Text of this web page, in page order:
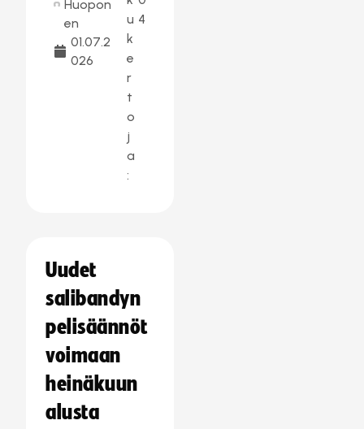
Huopon
en
01.07.2
026
u
k
e
r
t
o
j
a
:
4
Uudet
salibandyn
pelisäännöt
voimaan
heinäkuun
alusta